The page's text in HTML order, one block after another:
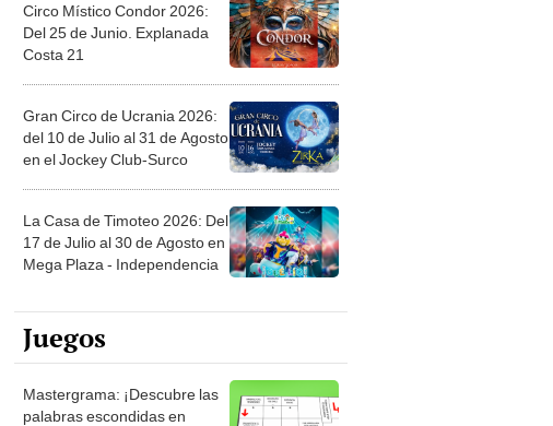
Circo Místico Condor 2026:
Del 25 de Junio. Explanada
Costa 21
Gran Circo de Ucrania 2026:
del 10 de Julio al 31 de Agosto
en el Jockey Club-Surco
La Casa de Timoteo 2026: Del
17 de Julio al 30 de Agosto en
Mega Plaza - Independencia
Juegos
Mastergrama: ¡Descubre las
palabras escondidas en